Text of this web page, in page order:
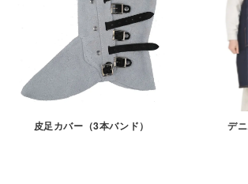
皮足カバー（3本バンド） デ